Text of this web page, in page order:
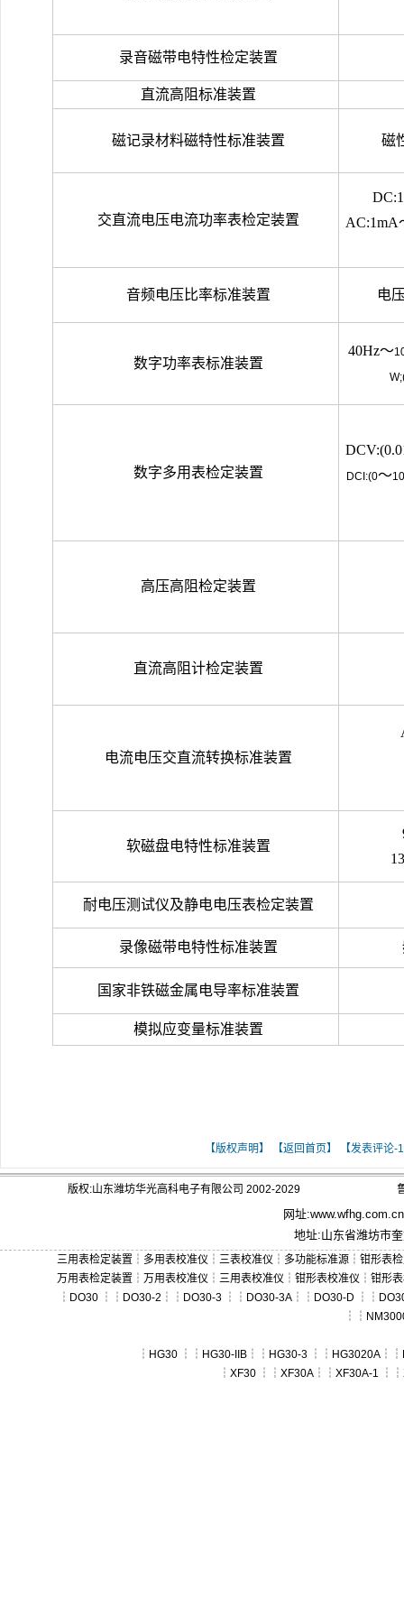
录音磁带电特性检定装置
直流高阻标准装置
磁记录材料磁特性标准装置 磁
交直流电压电流功率表检定装置
AC:1mA
音频电压比率标准装置 电
数字功率表标准装置
40Hz～
数字多用表检定装置 DCI:(0～
高压高阻检定装置
直流高阻计检定装置
电流电压交直流转换标准装置
软磁盘电特性标准装置
耐电压测试仪及静电电压表检定装置
录像磁带电特性标准装置
国家非铁磁金属电导率标准装置
模拟应变量标准装置
【版权声明】 【返回首页】 【发表评论-
版权:山东潍坊华光高科电子有限公司 2002-2029
网址:www.wfhg.com.cn
地址:山东省潍坊市
三用表检定装置 ┆ 多用表校准仪 ┆ 三表校准仪 ┆ 多功能标准源 ┆ 钳形表
万用表检定装置 ┆ 万用表校准仪 ┆ 三用表校准仪 ┆ 钳形表校准仪 ┆ 钳形
┆ DO30 ┆┆ DO30-2 ┆┆ DO30-3 ┆┆ DO30-3A ┆┆ DO30-D ┆┆
┆┆
┆ HG30 ┆┆ HG30-IIB ┆┆ HG30-3 ┆┆ HG3020A ┆┆
┆ XF30 ┆┆ XF30A ┆┆ XF30A-1 ┆┆